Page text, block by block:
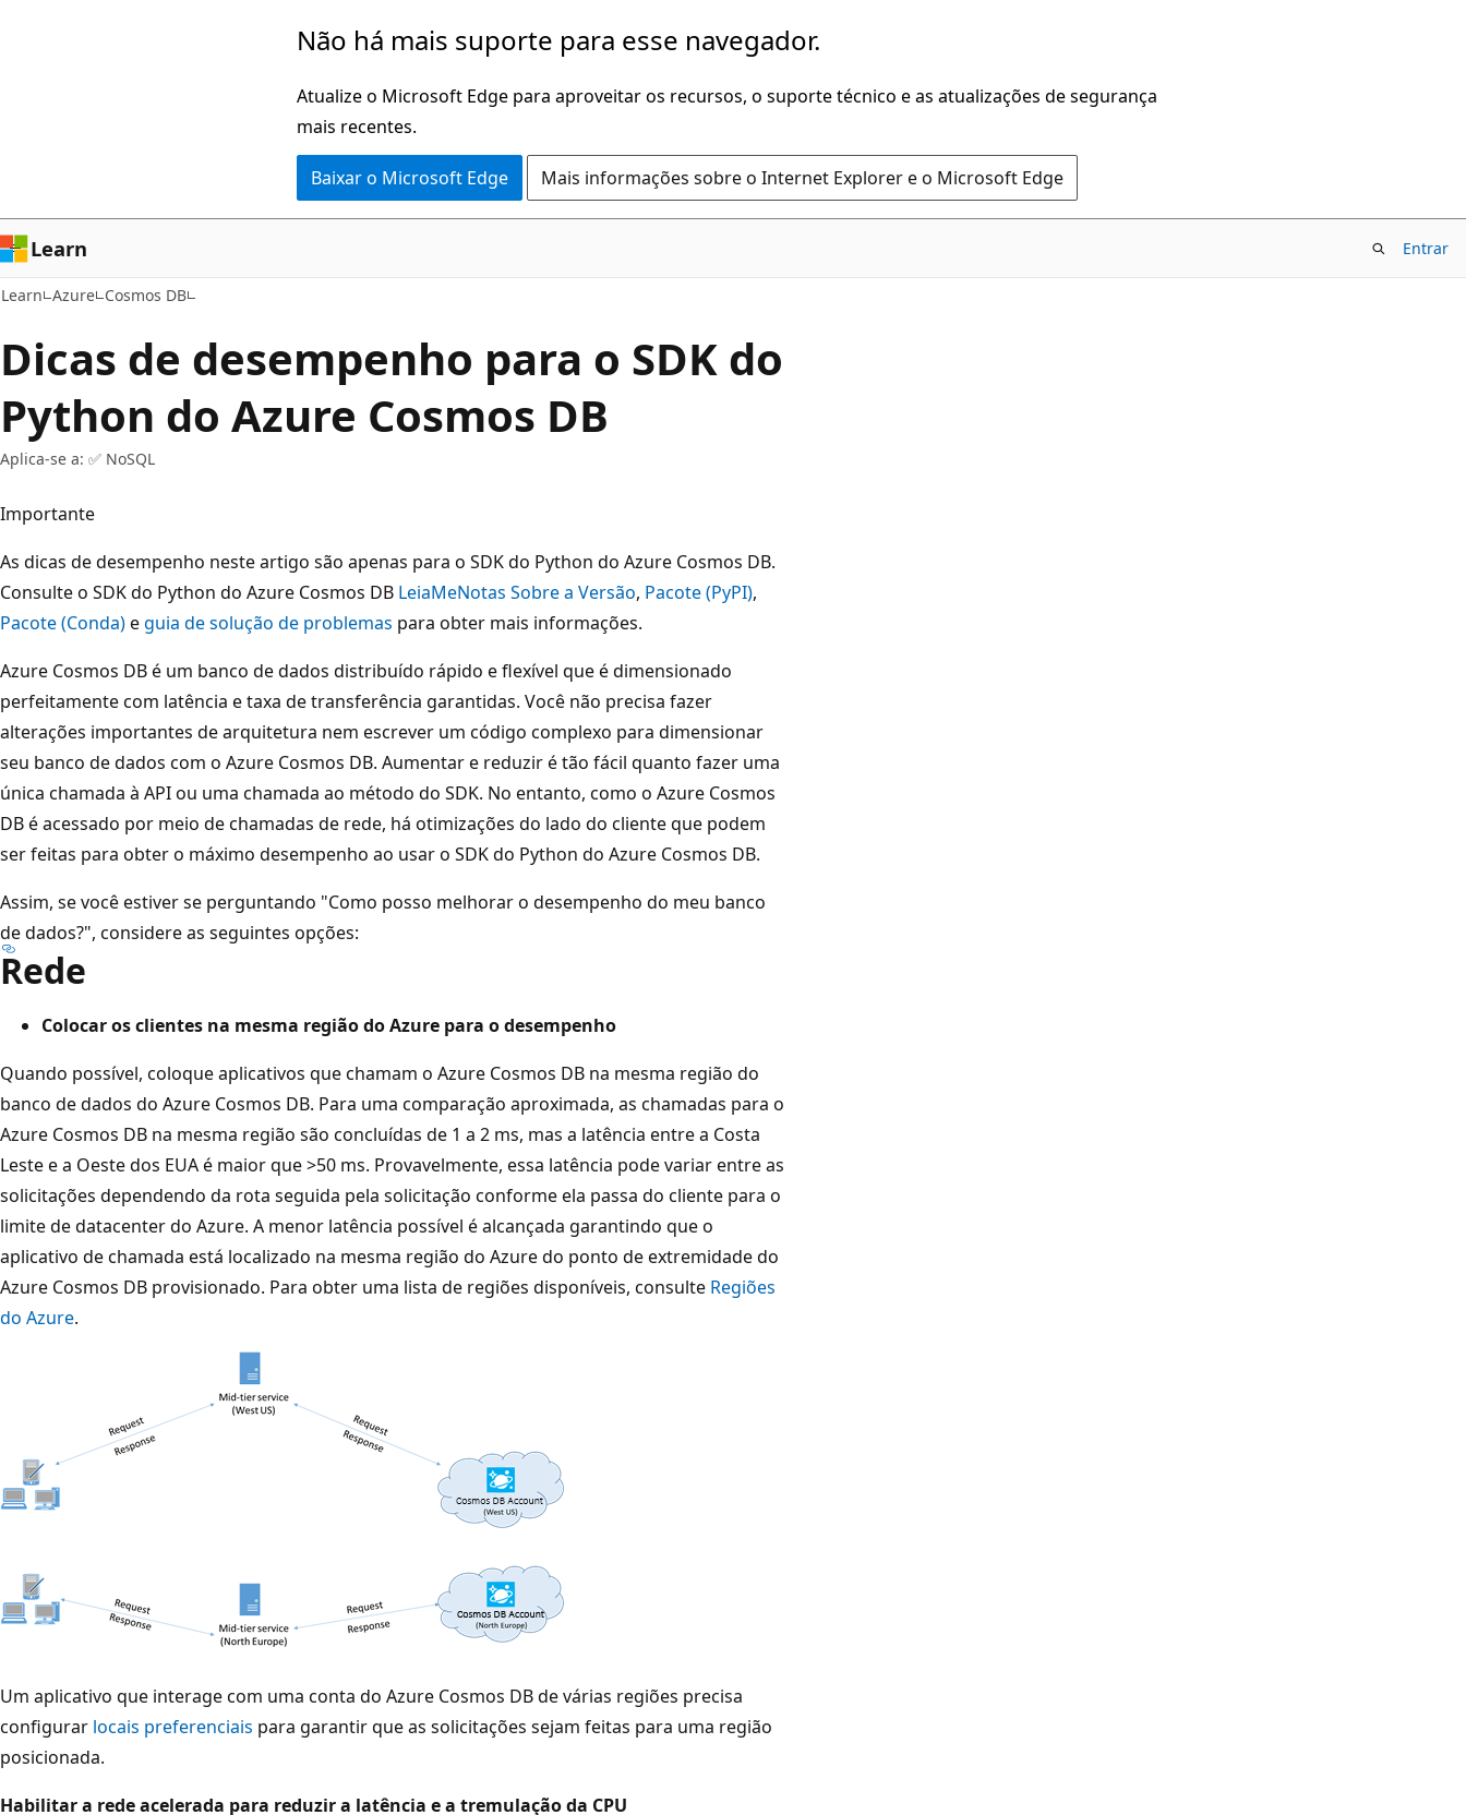
Não há mais suporte para esse navegador.
Atualize o Microsoft Edge para aproveitar os recursos, o suporte técnico e as atualizações de segurança
mais recentes.
Baixar o Microsoft Edge Mais informações sobre o Internet Explorer e o Microsoft Edge
Learn Entrar
Learn Azure Cosmos DB
Dicas de desempenho para o SDK do
Python do Azure Cosmos DB
Aplica-se a: ✅ NoSQL
Importante
As dicas de desempenho neste artigo são apenas para o SDK do Python do Azure Cosmos DB.
Consulte o SDK do Python do Azure Cosmos DB LeiaMeNotas Sobre a Versão, Pacote (PyPI),
Pacote (Conda)eguia de solução de problemas para obter mais informações.
Azure Cosmos DB é um banco de dados distribuído rápido e flexível que é dimensionado
perfeitamente com latência e taxa de transferência garantidas. Você não precisa fazer
alterações importantes de arquitetura nem escrever um código complexo para dimensionar
seu banco de dados com o Azure Cosmos DB. Aumentar e reduzir é tão fácil quanto fazer uma
única chamada à API ou uma chamada ao método do SDK. No entanto, como o Azure Cosmos
DB é acessado por meio de chamadas de rede, há otimizações do lado do cliente que podem
ser feitas para obter o máximo desempenho ao usar o SDK do Python do Azure Cosmos DB.
Assim, se você estiver se perguntando "Como posso melhorar o desempenho do meu banco
de dados?", considere as seguintes opções:
Rede
Colocar os clientes na mesma região do Azure para o desempenho
Quando possível, coloque aplicativos que chamam o Azure Cosmos DB na mesma região do
banco de dados do Azure Cosmos DB. Para uma comparação aproximada, as chamadas para o
Azure Cosmos DB na mesma região são concluídas de 1 a 2 ms, mas a latência entre a Costa
Leste e a Oeste dos EUA é maior que >50 ms. Provavelmente, essa latência pode variar entre as
solicitações dependendo da rota seguida pela solicitação conforme ela passa do cliente para o
limite de datacenter do Azure. A menor latência possível é alcançada garantindo que o
aplicativo de chamada está localizado na mesma região do Azure do ponto de extremidade do
Azure Cosmos DB provisionado. Para obter uma lista de regiões disponíveis, consulte Regiões
do Azure.
Um aplicativo que interage com uma conta do Azure Cosmos DB de várias regiões precisa
configurar locais preferenciais para garantir que as solicitações sejam feitas para uma região
posicionada.
Habilitar a rede acelerada para reduzir a latência e a tremulação da CPU